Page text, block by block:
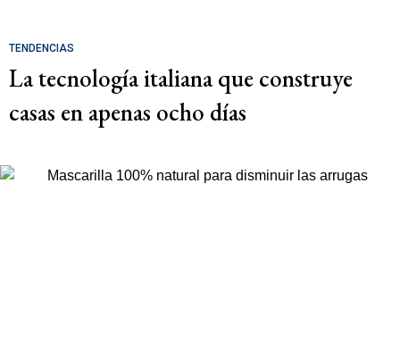
TENDENCIAS
La tecnología italiana que construye
casas en apenas ocho días